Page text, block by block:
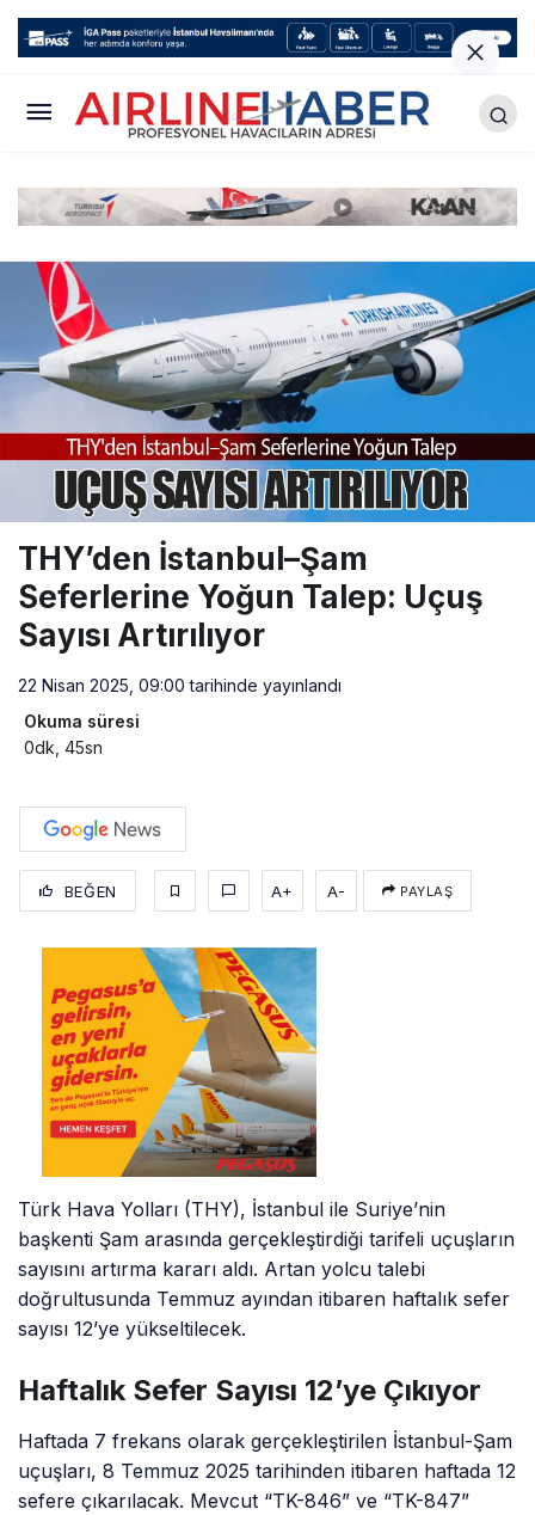
THY’den İstanbul–Şam
Seferlerine Yoğun Talep: Uçuş
Sayısı Artırılıyor
22 Nisan 2025, 09:00 tarihinde yayınlandı
Okuma süresi
0dk, 45sn
BEĞEN A+ A- PAYLAŞ
Türk Hava Yolları (THY), İstanbul ile Suriye’nin
başkenti Şam arasında gerçekleştirdiği tarifeli uçuşların
sayısını artırma kararı aldı. Artan yolcu talebi
doğrultusunda Temmuz ayından itibaren haftalık sefer
sayısı 12’ye yükseltilecek.
Haftalık Sefer Sayısı 12’ye Çıkıyor
Haftada 7 frekans olarak gerçekleştirilen İstanbul-Şam
uçuşları, 8 Temmuz 2025 tarihinden itibaren haftada 12
sefere çıkarılacak. Mevcut “TK-846” ve “TK-847”